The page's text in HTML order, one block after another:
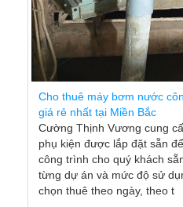
Nơi cho thuê máy bơm hút
Dịch vụ chuyên nghiệp:
máy bơm luôn có đội ngũ kỹ